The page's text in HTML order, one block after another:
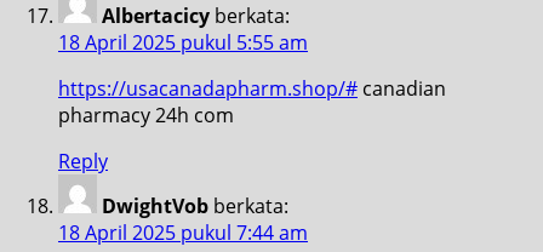
Albertacicy berkata:
18 April 2025 pukul 5:55 am
https://usacanadapharm.shop/# canadian
pharmacy 24h com
Reply
DwightVob berkata:
18 April 2025 pukul 7:44 am